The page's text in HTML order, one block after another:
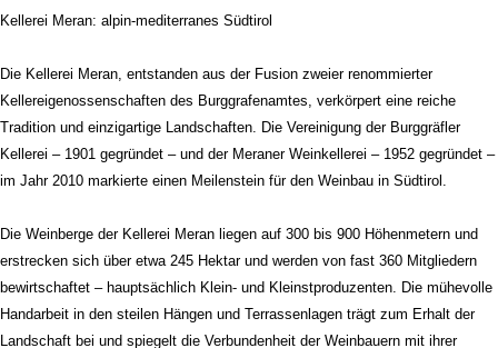
Kellerei Meran: alpin-mediterranes Südtirol
Die Kellerei Meran, entstanden aus der Fusion zweier renommierter
Kellereigenossenschaften des Burggrafenamtes, verkörpert eine reiche
Tradition und einzigartige Landschaften. Die Vereinigung der Burggräfler
Kellerei – 1901 gegründet – und der Meraner Weinkellerei – 1952 gegründet –
im Jahr 2010 markierte einen Meilenstein für den Weinbau in Südtirol.
Die Weinberge der Kellerei Meran liegen auf 300 bis 900 Höhenmetern und
erstrecken sich über etwa 245 Hektar und werden von fast 360 Mitgliedern
bewirtschaftet – hauptsächlich Klein- und Kleinstproduzenten. Die mühevolle
Handarbeit in den steilen Hängen und Terrassenlagen trägt zum Erhalt der
Landschaft bei und spiegelt die Verbundenheit der Weinbauern mit ihrer